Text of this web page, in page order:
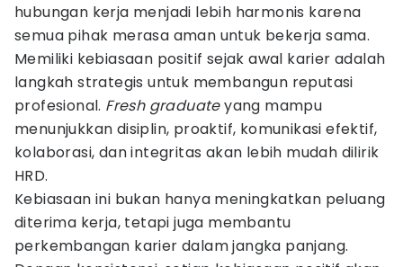
hubungan kerja menjadi lebih harmonis karena
semua pihak merasa aman untuk bekerja sama.
Memiliki kebiasaan positif sejak awal karier adalah
langkah strategis untuk membangun reputasi
profesional. Fresh graduateyang mampu
menunjukkan disiplin, proaktif, komunikasi efektif,
kolaborasi, dan integritas akan lebih mudah dilirik
HRD.
Kebiasaan ini bukan hanya meningkatkan peluang
diterima kerja, tetapi juga membantu
perkembangan karier dalam jangka panjang.